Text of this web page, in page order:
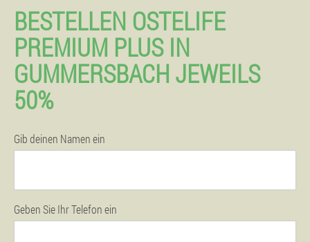
BESTELLEN OSTELIFE
PREMIUM PLUS IN
GUMMERSBACH JEWEILS
50%
Gib deinen Namen ein
Geben Sie Ihr Telefon ein